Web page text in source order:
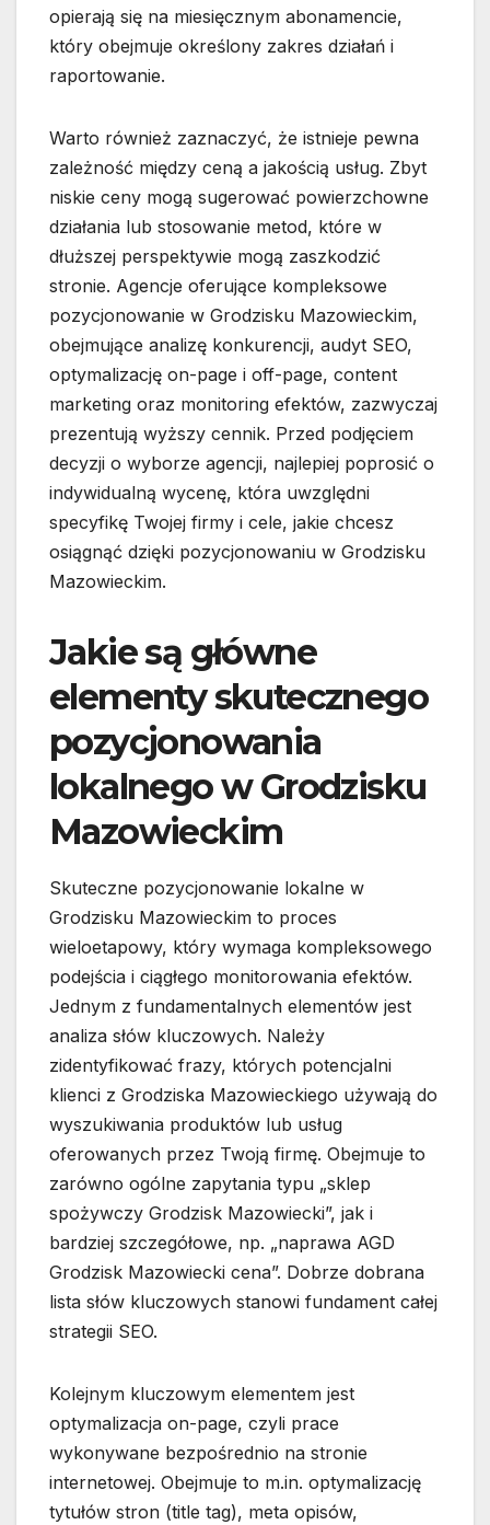
opierają się na miesięcznym abonamencie,
który obejmuje określony zakres działań i
raportowanie.
Warto również zaznaczyć, że istnieje pewna
zależność między ceną a jakością usług. Zbyt
niskie ceny mogą sugerować powierzchowne
działania lub stosowanie metod, które w
dłuższej perspektywie mogą zaszkodzić
stronie. Agencje oferujące kompleksowe
pozycjonowanie w Grodzisku Mazowieckim,
obejmujące analizę konkurencji, audyt SEO,
optymalizację on-page i off-page, content
marketing oraz monitoring efektów, zazwyczaj
prezentują wyższy cennik. Przed podjęciem
decyzji o wyborze agencji, najlepiej poprosić o
indywidualną wycenę, która uwzględni
specyfikę Twojej firmy i cele, jakie chcesz
osiągnąć dzięki pozycjonowaniu w Grodzisku
Mazowieckim.
Jakie są główne
elementy skutecznego
pozycjonowania
lokalnego w Grodzisku
Mazowieckim
Skuteczne pozycjonowanie lokalne w
Grodzisku Mazowieckim to proces
wieloetapowy, który wymaga kompleksowego
podejścia i ciągłego monitorowania efektów.
Jednym z fundamentalnych elementów jest
analiza słów kluczowych. Należy
zidentyfikować frazy, których potencjalni
klienci z Grodziska Mazowieckiego używają do
wyszukiwania produktów lub usług
oferowanych przez Twoją firmę. Obejmuje to
zarówno ogólne zapytania typu „sklep
spożywczy Grodzisk Mazowiecki”, jak i
bardziej szczegółowe, np. „naprawa AGD
Grodzisk Mazowiecki cena”. Dobrze dobrana
lista słów kluczowych stanowi fundament całej
strategii SEO.
Kolejnym kluczowym elementem jest
optymalizacja on-page, czyli prace
wykonywane bezpośrednio na stronie
internetowej. Obejmuje to m.in. optymalizację
tytułów stron (title tag), meta opisów,